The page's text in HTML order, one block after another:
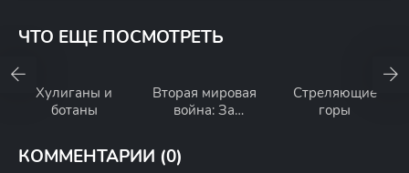
ЧТО ЕЩЕ ПОСМОТРЕТЬ
Хулиганы и
ботаны
Вторая мировая
война: За
дверьми
Стреляющие
горы
КОММЕНТАРИИ (0)